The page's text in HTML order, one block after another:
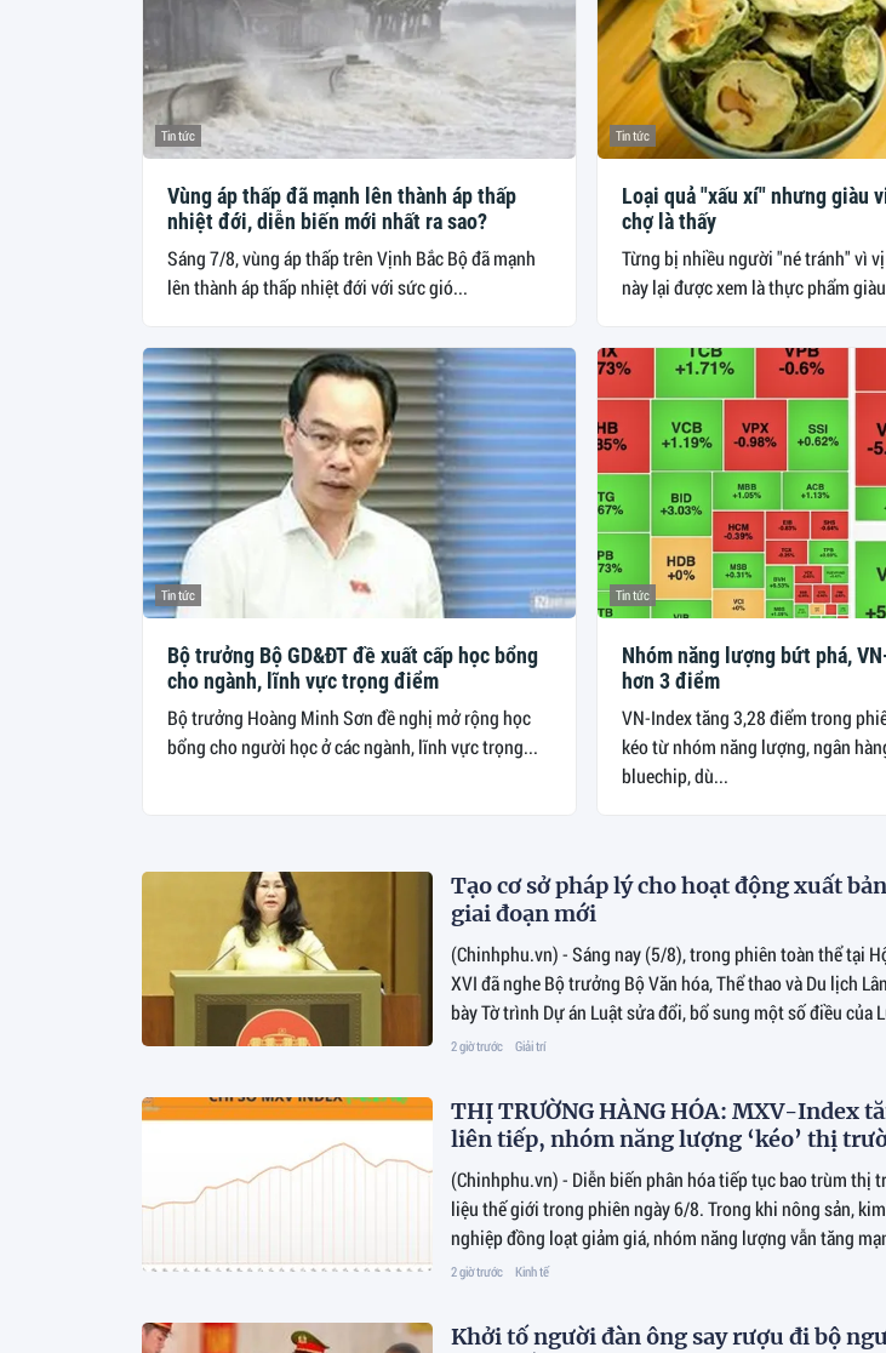
Tin tức
Vùng áp thấp đã mạnh lên thành áp thấp
nhiệt đới, diễn biến mới nhất ra sao?
Sáng 7/8, vùng áp thấp trên Vịnh Bắc Bộ đã mạnh
lên thành áp thấp nhiệt đới với sức gió...
Tin tức
Loại quả "xấu xí" nhưng giàu
chợ là thấy
Từng bị nhiều người "né tránh" vì
này lại được xem là thực phẩm
Tin tức
Bộ trưởng Bộ GD&ĐT đề xuất cấp học bổng
cho ngành, lĩnh vực trọng điểm
Bộ trưởng Hoàng Minh Sơn đề nghị mở rộng học
bổng cho người học ở các ngành, lĩnh vực trọng...
Tin tức
Nhóm năng lượng bứt phá,
hơn 3 điểm
VN-Index tăng 3,28 điểm trong
kéo từ nhóm năng lượng, ngân
bluechip, dù...
Tạo cơ sở pháp lý cho hoạt động xuất
giai đoạn mới
(Chinhphu.vn) - Sáng nay (5/8), trong phiên toàn thể tại
XVI đã nghe Bộ trưởng Bộ Văn hóa, Thể thao và Du lịch
bày Tờ trình Dự án Luật sửa đổi, bổ sung một số điều của
2 giờ trước Giải trí
THỊ TRƯỜNG HÀNG HÓA: MXV-Index
liên tiếp, nhóm năng lượng ‘kéo’ thị
(Chinhphu.vn) - Diễn biến phân hóa tiếp tục bao trùm thị
liệu thế giới trong phiên ngày 6/8. Trong khi nông sản,
nghiệp đồng loạt giảm giá, nhóm năng lượng vẫn tăng
MXV-Index tăng 0,3%, lên 2.731 điểm.
2 giờ trước Kinh tế
Khởi tố người đàn ông say rượu đi bộ